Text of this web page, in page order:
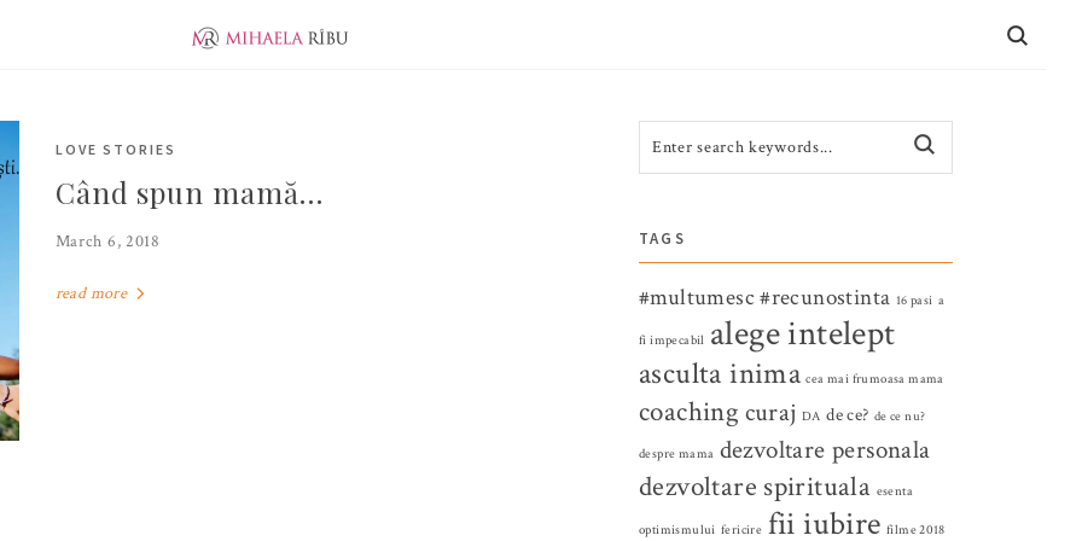
EVOLUTION JUNIOR PUBLISHER
LOVE STORIES
Când spun mamă…
March 6, 2018
read more
TAGS
#multumesc #recunostinta 16 pasi a
fi impecabil alege intelept
asculta inima cea mai frumoasa mama
coaching curaj DA de ce? de ce nu?
despre mama dezvoltare personala
dezvoltare spirituala esenta
optimismului fericire fii iubire filme 2018